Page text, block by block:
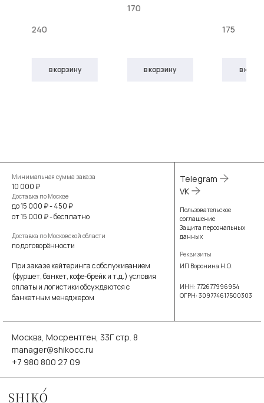
240
в корзину
170
в корзину
175
в
Минимальная сумма заказа
10 000 ₽
Доставка по Москве
до 15 000 ₽ - 450 ₽
от 15 000 ₽ - бесплатно
Доставка по Московской области
по договорённости
При заказе кейтеринга с обслуживанием
(фуршет, банкет, кофе-брейк и т.д.) условия
оплаты и логистики обсуждаются с
банкетным менеджером
Telegram
VK
Пользовательское
соглашение
Защита персональных
данных
Реквизиты
ИП Воронина Н.О.
ИНН: 772677996954
ОГРН: 309774617500303
Москва, Мосрентген, 33Г стр. 8
manager@shikocc.ru
+7 980 800 27 09